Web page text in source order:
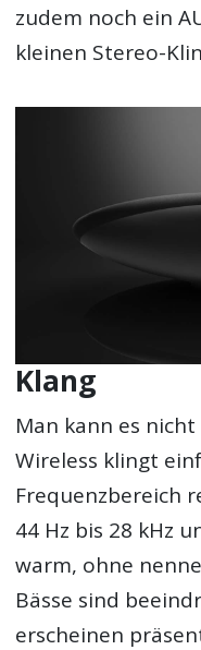
zudem noch ein
kleinen Stereo-
Klang
Man kann es
Wireless klingt
Frequenzbereich
44 Hz bis 28 kHz
warm, ohne
Bässe sind
erscheinen